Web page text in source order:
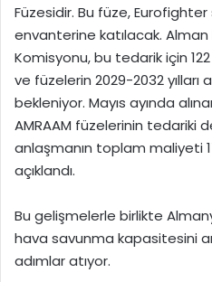
Füzesidir. Bu füze, Eurofighter
envanterine katılacak.
Komisyonu, bu tedarik için
ve füzelerin 2029-2032
bekleniyor. Mayıs ayında
AMRAAM füzelerinin tedariki
anlaşmanın toplam maliyeti
açıklandı.
Bu gelişmelerle birlikte
hava savunma kapasitesini
adımlar atıyor.